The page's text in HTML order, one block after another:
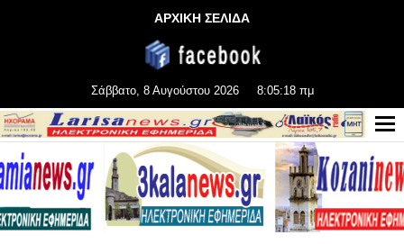
ΑΡΧΙΚΗ ΣΕΛΙΔΑ
Σάββατο, 8 Αυγούστου 2026 8:05:18 πμ